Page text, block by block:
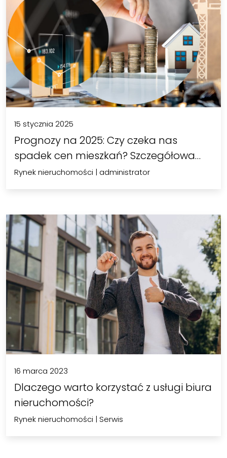
15 stycznia 2025
Prognozy na 2025: Czy czeka nas
spadek cen mieszkań? Szczegółowa
analiza…
Rynek nieruchomości | administrator
16 marca 2023
Dlaczego warto korzystać z usługi biura
nieruchomości?
Rynek nieruchomości | Serwis